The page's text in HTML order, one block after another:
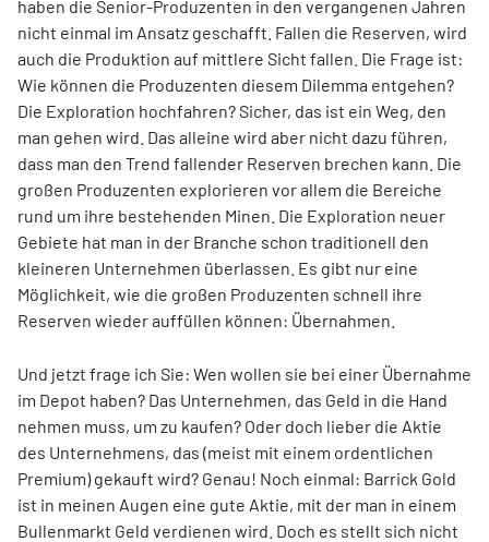
haben die Senior-Produzenten in den vergangenen Jahren
nicht einmal im Ansatz geschafft. Fallen die Reserven, wird
auch die Produktion auf mittlere Sicht fallen. Die Frage ist:
Wie können die Produzenten diesem Dilemma entgehen?
Die Exploration hochfahren? Sicher, das ist ein Weg, den
man gehen wird. Das alleine wird aber nicht dazu führen,
dass man den Trend fallender Reserven brechen kann. Die
großen Produzenten explorieren vor allem die Bereiche
rund um ihre bestehenden Minen. Die Exploration neuer
Gebiete hat man in der Branche schon traditionell den
kleineren Unternehmen überlassen. Es gibt nur eine
Möglichkeit, wie die großen Produzenten schnell ihre
Reserven wieder auffüllen können: Übernahmen.
Und jetzt frage ich Sie: Wen wollen sie bei einer Übernahme
im Depot haben? Das Unternehmen, das Geld in die Hand
nehmen muss, um zu kaufen? Oder doch lieber die Aktie
des Unternehmens, das (meist mit einem ordentlichen
Premium) gekauft wird? Genau! Noch einmal: Barrick Gold
ist in meinen Augen eine gute Aktie, mit der man in einem
Bullenmarkt Geld verdienen wird. Doch es stellt sich nicht